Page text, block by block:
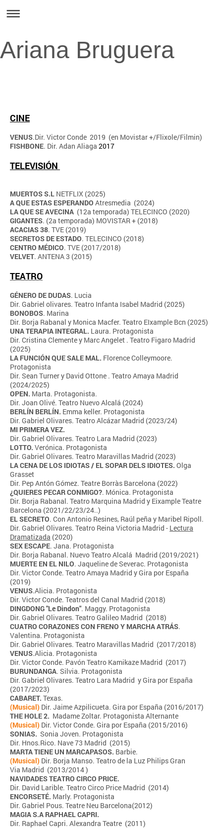
Ariana Bruguera
CINE
VENUS.Dir. Victor Conde 2019 (en Movistar +/Flixole/Filmin)
FISHBONE. Dir. Adan Aliaga 2017
TELEVISIÓN
MUERTOS S.L NETFLIX (2025)
A QUE ESTAS ESPERANDO Atresmedia (2024)
LA QUE SE AVECINA (12a temporada) TELECINCO (2020)
GIGANTES. (2a temporada) MOVISTAR + (2018)
ACACIAS 38. TVE (2019)
SECRETOS DE ESTADO. TELECINCO (2018)
CENTRO MÉDICO. TVE (2017/2018)
VELVET. ANTENA 3 (2015)
TEATRO
GÉNERO DE DUDAS. Lucia
Dir. Gabriel olivares. Teatro Infanta Isabel Madrid (2025)
BONOBOS. Marina
Dir. Borja Rabanal y Monica Macfer. Teatro EIxample Bcn (2025)
UNA TERAPIA INTEGRAL. Laura. Protagonista
Dir. Cristina Clemente y Marc Angelet . Teatro Figaro Madrid
(2025)
LA FUNCIÓN QUE SALE MAL. Florence Colleymoore.
Protagonista
Dir. Sean Turner y David Ottone . Teatro Amaya Madrid
(2024/2025)
OPEN. Marta. Protagonista.
Dir. Joan Olivé. Teatro Nuevo Alcalá (2024)
BERLÍN BERLÍN. Emma keller. Protagonista
Dir. Gabriel Olivares. Teatro Alcázar Madrid (2023/24)
MI PRIMERA VEZ.
Dir. Gabriel Olivares. Teatro Lara Madrid (2023)
LOTTO. Verónica. Protagonista
Dir. Gabriel Olivares. Teatro Maravillas Madrid (2023)
LA CENA DE LOS IDIOTAS / EL SOPAR DELS IDIOTES. Olga
Grasset
Dir. Pep Antón Gómez. Teatre Borràs Barcelona (2022)
¿QUIERES PECAR CONMIGO?. Mónica. Protagonista
Dir. Borja Rabanal. Teatro Marquina Madrid y Eixample Teatre
Barcelona (2021/22/23/24..)
EL SECRETO. Con Antonio Resines, Raúl peña y Maribel Ripoll.
Dir. Gabriel Olivares. Teatro Reina Victoria Madrid - Lectura
Dramatizada (2020)
SEX ESCAPE. Jana. Protagonista
Dir. Borja Rabanal. Nuevo Teatro Alcalá Madrid (2019/2021)
MUERTE EN EL NILO. Jaqueline de Severac. Protagonista
Dir. Victor Conde. Teatro Amaya Madrid y Gira por España
(2019)
VENUS.Alicia. Protagonista
Dir. Victor Conde. Teatros del Canal Madrid (2018)
DINGDONG "Le Dindon". Maggy. Protagonista
Dir. Gabriel Olivares. Teatro Galileo Madrid (2018)
CUATRO CORAZONES CON FRENO Y MARCHA ATRÁS.
Valentina. Protagonista
Dir. Gabriel Olivares. Teatro Maravillas Madrid (2017/2018)
VENUS.Alicia. Protagonista
Dir. Victor Conde. Pavón Teatro Kamikaze Madrid (2017)
BURUNDANGA. Silvia. Protagonista
Dir. Gabriel Olivares. Teatro Lara Madrid y Gira por España
(2017/2023)
CABARET. Texas.
(Musical) Dir. Jaime Azpilicueta. Gira por España (2016/2017)
THE HOLE 2. Madame Zoltar. Protagonista Alternante
(Musical) Dir. Victor Conde. Gira por España (2015/2016)
SONIAS. Sonia Joven. Protagonista
Dir. Hnos.Rico. Nave 73 Madrid (2015)
MARTA TIENE UN MARCAPASOS. ​Barbie.
(Musical) Dir. Borja Manso. Teatro de la Luz Philips Gran
Via Madrid (2013/2014 )
NAVIDADES TEATRO CIRCO PRICE.
Dir. David Larible. Teatro Circo Price Madrid (2014)
ENCORSETÉ. Marly. Protagonista
Dir. Gabriel Pous. Teatre Neu Barcelona(2012)
MAGIA S.A RAPHAEL CAPRI.
Dir. Raphael Capri. Alexandra Teatre (2011)